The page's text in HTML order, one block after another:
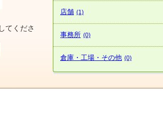
てくださ
店舗 (1)
事務所 (0)
倉庫・工場・その他 (0)